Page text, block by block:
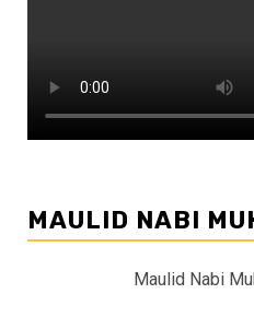
MAULID NABI
Maulid Nabi